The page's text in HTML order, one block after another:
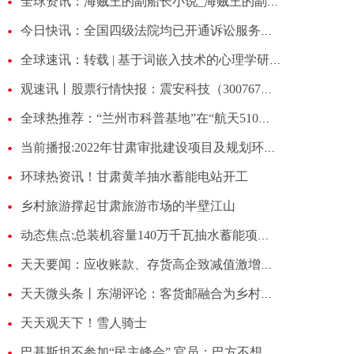
今日快讯：全国四级法院均已开通诉讼服务热线，日均解决诉求5.9万件
全球速讯：转载 | 基于词嵌入技术的心理学研究: 方法及应用
观速讯丨股票行情快报：震安科技（300767）3月29日主力资金净卖出341.41万元
全球热推荐：“兰州市科普基地”在“航天510所”集中授牌
当前播报:2022年甘肃审批建设项目及规划环评2526个 涉及投资1.45万亿元
环球热资讯！甘肃黄羊抽水蓄能电站开工
乡村旅游撑起甘肃旅游市场的半壁江山
动态焦点:总装机容量140万千瓦抽水蓄能项目落户河西走廊
天天要闻：应收账款、存货高企致减值激增，大亚圣象净利润已现四连降 | 看财报
天天微头条丨东湖评论：客货邮融合为乡村振兴注入新活力
天天观天下！雪人骑士